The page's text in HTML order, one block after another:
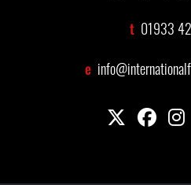
t 01933
e